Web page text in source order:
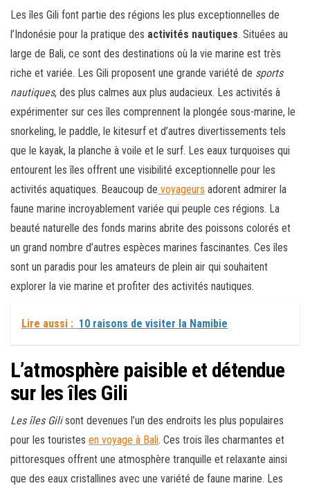
Les îles Gili font partie des régions les plus exceptionnelles de
l’Indonésie pour la pratique des activités nautiques. Situées au
large de Bali, ce sont des destinations où la vie marine est très
riche et variée. Les Gili proposent une grande variété de sports
nautiques, des plus calmes aux plus audacieux. Les activités à
expérimenter sur ces îles comprennent la plongée sous-marine, le
snorkeling, le paddle, le kitesurf et d’autres divertissements tels
que le kayak, la planche à voile et le surf. Les eaux turquoises qui
entourent les îles offrent une visibilité exceptionnelle pour les
activités aquatiques. Beaucoup de voyageurs adorent admirer la
faune marine incroyablement variée qui peuple ces régions. La
beauté naturelle des fonds marins abrite des poissons colorés et
un grand nombre d’autres espèces marines fascinantes. Ces îles
sont un paradis pour les amateurs de plein air qui souhaitent
explorer la vie marine et profiter des activités nautiques.
Lire aussi : 10 raisons de visiter la Namibie
L’atmosphère paisible et détendue
sur les îles Gili
Les îles Gilisont devenues l’un des endroits les plus populaires
pour les touristes en voyage à Bali. Ces trois îles charmantes et
pittoresques offrent une atmosphère tranquille et relaxante ainsi
que des eaux cristallines avec une variété de faune marine. Les